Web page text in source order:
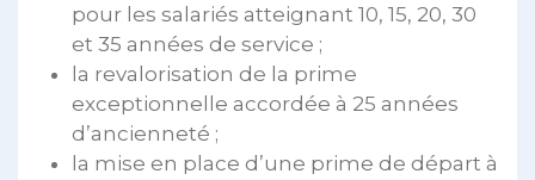
pour les salariés atteignant 10, 15, 20, 30
et 35 années de service ;
la revalorisation de la prime
exceptionnelle accordée à 25 années
d’ancienneté ;
la mise en place d’une prime de départ à